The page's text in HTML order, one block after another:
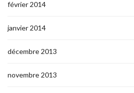
février 2014
janvier 2014
décembre 2013
novembre 2013